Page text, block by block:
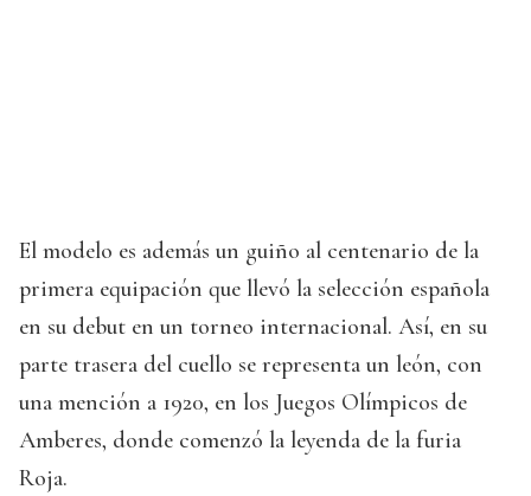
El modelo es además un guiño al centenario de la
primera equipación que llevó la selección española
en su debut en un torneo internacional. Así, en su
parte trasera del cuello se representa un león, con
una mención a 1920, en los Juegos Olímpicos de
Amberes, donde comenzó la leyenda de la furia
Roja.